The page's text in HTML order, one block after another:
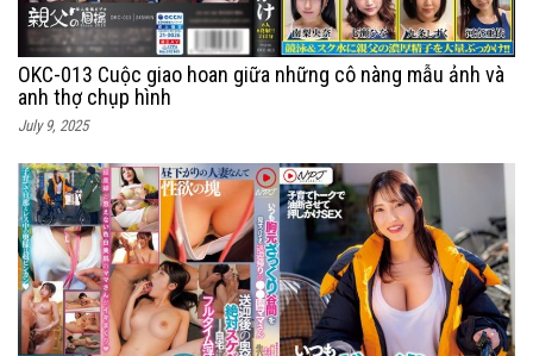
OKC-013 Cuộc giao hoan giữa những cô nàng mẫu ảnh và
anh thợ chụp hình
July 9, 2025